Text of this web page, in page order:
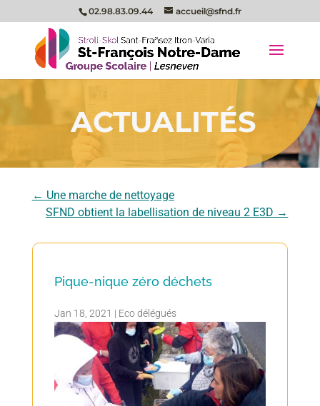
02.98.83.09.44 accueil@sfnd.fr
ACTUALITÉS
← Une marche de nettoyage
SFND obtient la labellisation de niveau 2 E3D →
Pique-nique zéro déchets
Jan 18, 2021 | Eco délégués